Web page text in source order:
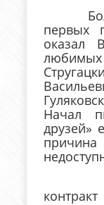
первых
оказал
Начал
друзей»
В